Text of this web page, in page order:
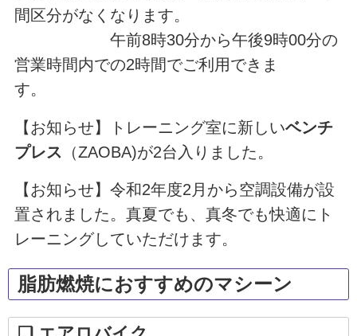
間区分がなくなります。
午前8時30分から午後9時00分の
営業時間内での2時間でご利用できま
す。
【お知らせ】トレーニング室に新しいベンチ
プレス （ZAOBA)が2台入りました。
【お知らせ】令和2年度2月から空調設備が設
置されました。真夏でも、真冬でも快適にト
レーニングしていただけます。
脂肪燃焼におすすめのマシーン